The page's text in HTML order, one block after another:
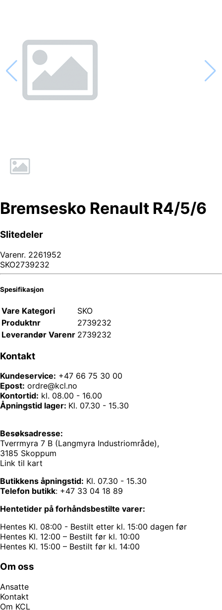
Bremsesko Renault R4/5/6
Slitedeler
Varenr. 2261952
SKO2739232
Spesifikasjon
Vare Kategori
SKO
Produktnr
2739232
Leverandør Varenr 2739232
Kontakt
Kundeservice: +47 66 75 30 00
Epost: ordre@kcl.no
Kontortid: kl. 08.00 - 16.00
Åpningstid lager: Kl. 07.30 - 15.30
Besøksadresse:
Tverrmyra 7 B (Langmyra Industriområde),
3185 Skoppum
Link til kart
Butikkens åpningstid: Kl. 07.30 - 15.30
Telefon butikk: +47 33 04 18 89
Hentetider på forhåndsbestilte varer:
Hentes Kl. 08:00 - Bestilt etter kl. 15:00 dagen før
Hentes Kl. 12:00 – Bestilt før kl. 10:00
Hentes Kl. 15:00 – Bestilt før kl. 14:00
Om oss
Ansatte
Kontakt
Om KCL